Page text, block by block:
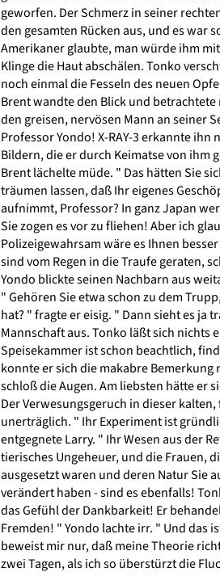
geworfen. Der Schmerz in seiner
den gesamten Rücken aus, und es war
Amerikaner glaubte, man würde ihm
Klinge die Haut abschälen. Tonko
noch einmal die Fesseln des neuen
Brent wandte den Blick und
den greisen, nervösen Mann an seiner
Professor Yondo! X-RAY-3 erkannte ihn
Bildern, die er durch Keimatse von ihm
Brent lächelte müde. " Das hätten Sie
träumen lassen, daß Ihr eigenes
aufnimmt, Professor? In ganz Japan
Sie zogen es vor zu fliehen! Aber ich
Polizeigewahrsam wäre es Ihnen
sind vom Regen in die Traufe geraten,
Yondo blickte seinen Nachbarn aus
" Gehören Sie etwa schon zu dem
hat? " fragte er eisig. " Dann sieht es ja
Mannschaft aus. Tonko läßt sich nichts
Speisekammer ist schon beachtlich,
konnte er sich die makabre
schloß die Augen. Am liebsten hätte er
Der Verwesungsgeruch in dieser
unerträglich. " Ihr Experiment ist
entgegnete Larry. " Ihr Wesen aus der
tierisches Ungeheuer, und die Frauen,
ausgesetzt waren und deren Natur Sie
verändert haben - sind es ebenfalls!
das Gefühl der Dankbarkeit! Er
Fremden! " Yondo lachte irr. " Und das
beweist mir nur, daß meine Theorie
zwei Tagen, als ich so überstürzt die